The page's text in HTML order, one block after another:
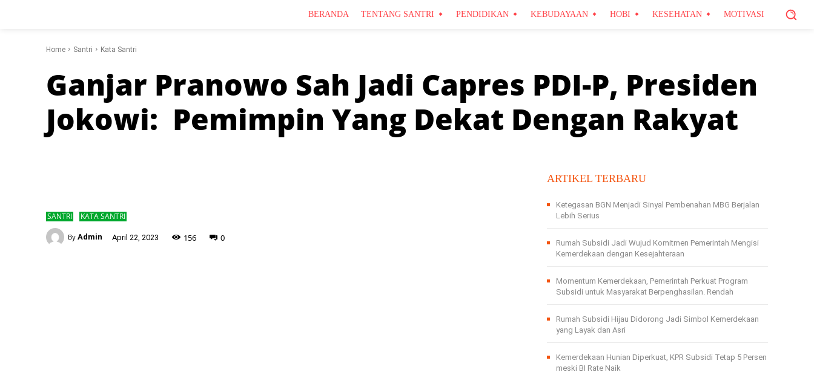
BERANDA TENTANG SANTRI PENDIDIKAN KEBUDAYAAN HOBI KESEHATAN MOTIVASI
Home Santri Kata Santri
Ganjar Pranowo Sah Jadi Capres PDI-P, Presiden
Jokowi: Pemimpin Yang Dekat Dengan Rakyat
SANTRI KATA SANTRI
By Admin April 22, 2023 156 0
ARTIKEL TERBARU
Ketegasan BGN Menjadi Sinyal Pembenahan MBG Berjalan
Lebih Serius
Rumah Subsidi Jadi Wujud Komitmen Pemerintah Mengisi
Kemerdekaan dengan Kesejahteraan
Momentum Kemerdekaan, Pemerintah Perkuat Program
Subsidi untuk Masyarakat Berpenghasilan. Rendah
Rumah Subsidi Hijau Didorong Jadi Simbol Kemerdekaan
yang Layak dan Asri
Kemerdekaan Hunian Diperkuat, KPR Subsidi Tetap 5 Persen
meski BI Rate Naik